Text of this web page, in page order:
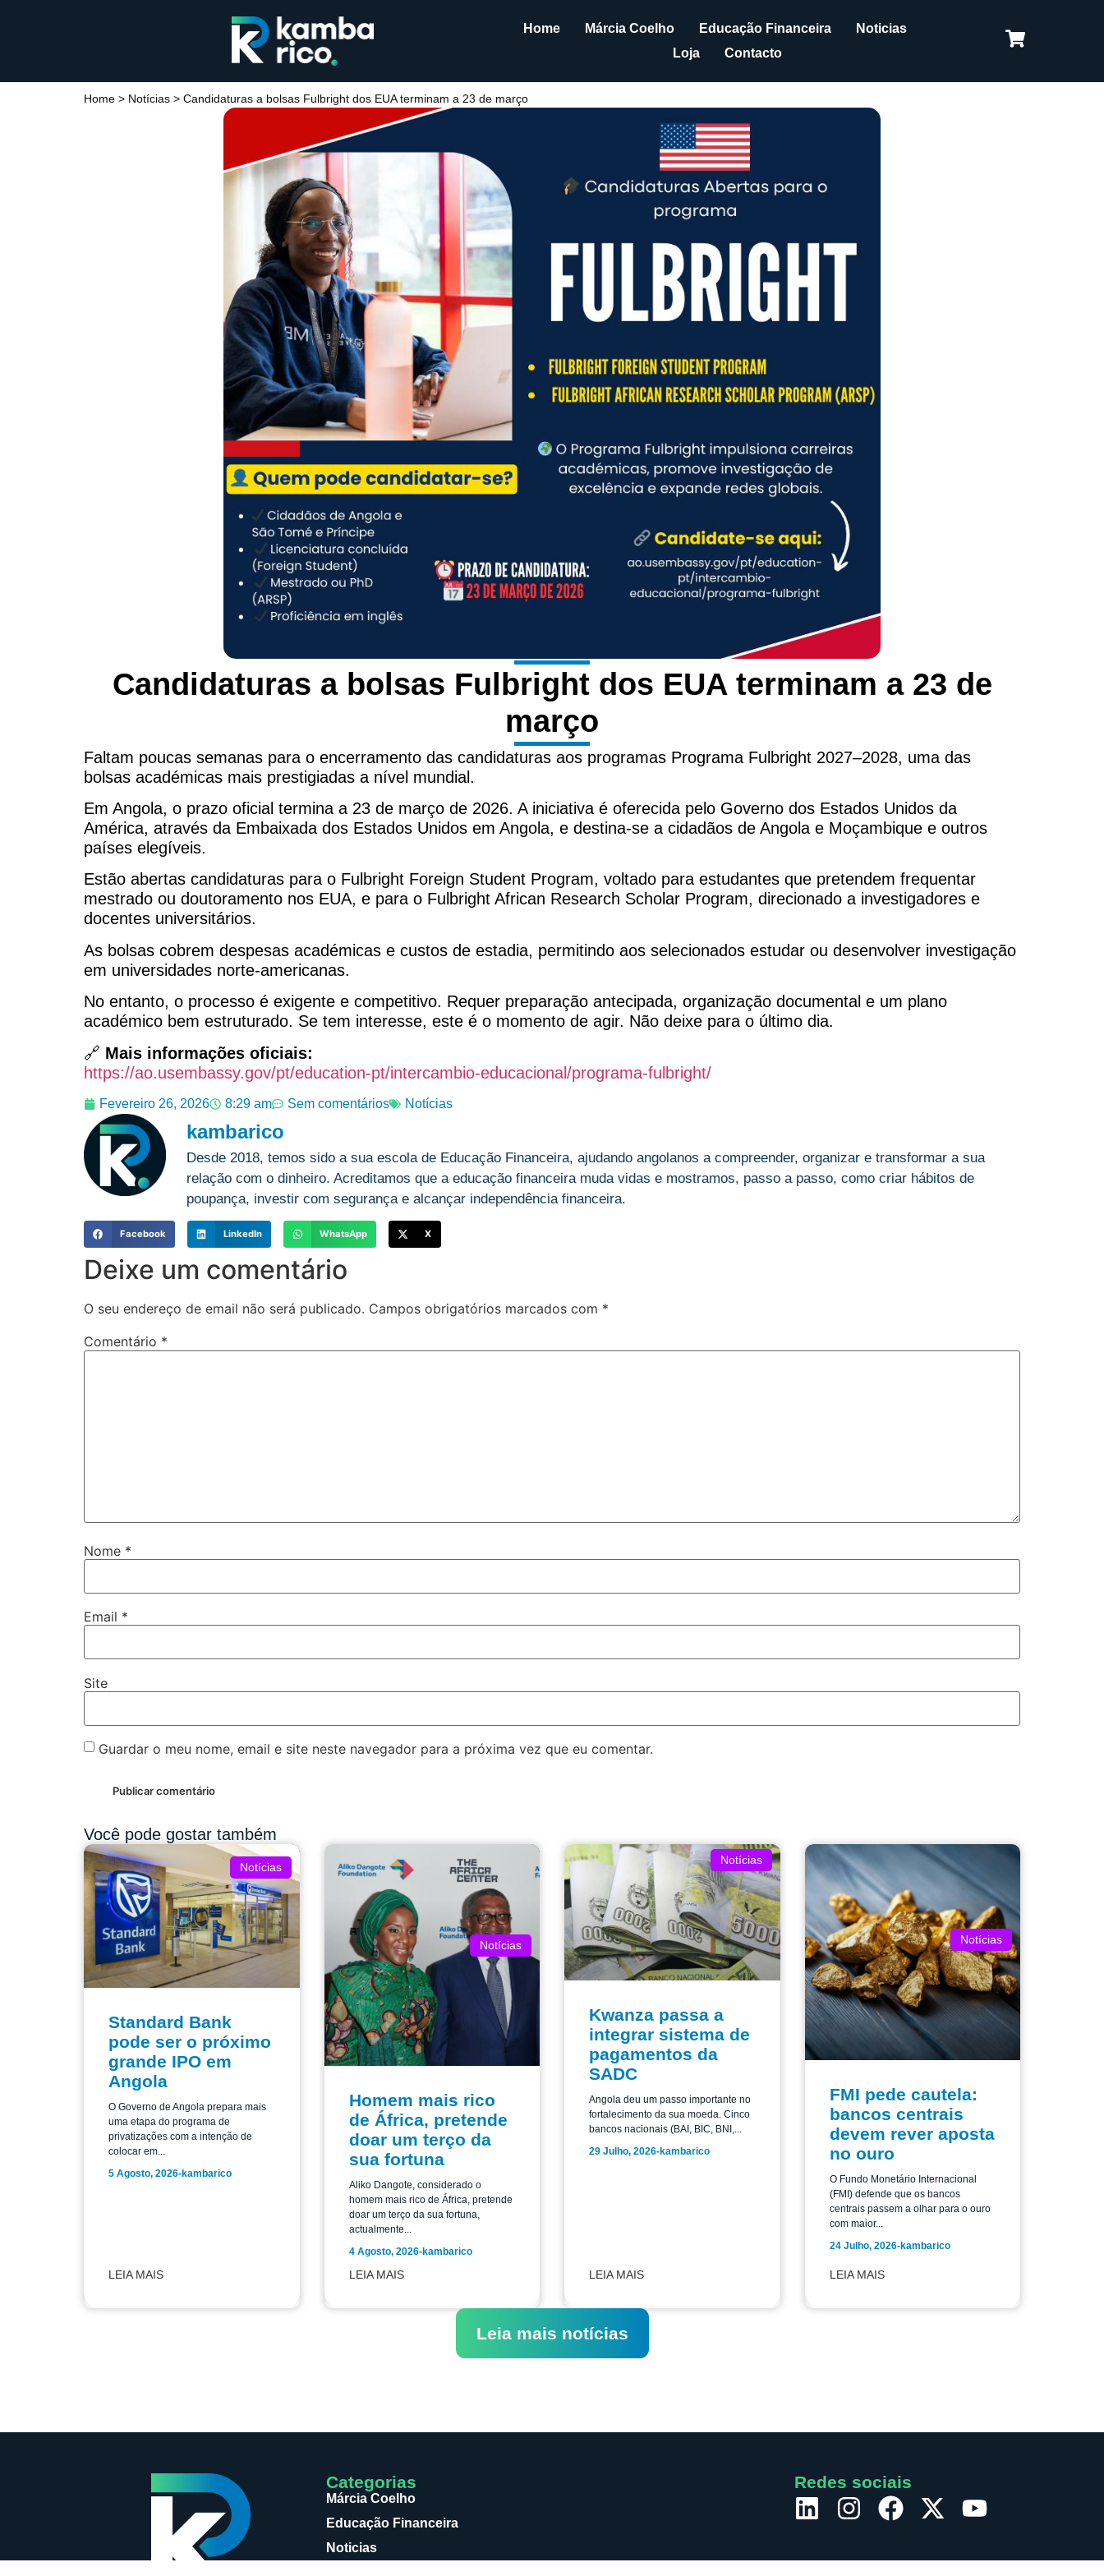
Home Márcia Coelho Educação Financeira
Noticias
Loja
Contacto
Home > Notícias > Candidaturas a bolsas Fulbright dos EUA terminam a 23 de março
Candidaturas a bolsas Fulbright dos EUA terminam a 23 de
março
Faltam poucas semanas para o encerramento das candidaturas aos programas Programa Fulbright 2027–2028, uma das
bolsas académicas mais prestigiadas a nível mundial.
Em Angola, o prazo oficial termina a 23 de março de 2026. A iniciativa é oferecida pelo Governo dos Estados Unidos da
América, através da Embaixada dos Estados Unidos em Angola, e destina-se a cidadãos de Angola e Moçambique e outros
países elegíveis.
Estão abertas candidaturas para o Fulbright Foreign Student Program, voltado para estudantes que pretendem frequentar
mestrado ou doutoramento nos EUA, e para o Fulbright African Research Scholar Program, direcionado a investigadores e
docentes universitários.
As bolsas cobrem despesas académicas e custos de estadia, permitindo aos selecionados estudar ou desenvolver investigação
em universidades norte-americanas.
No entanto, o processo é exigente e competitivo. Requer preparação antecipada, organização documental e um plano
académico bem estruturado. Se tem interesse, este é o momento de agir. Não deixe para o último dia.
🔗 Mais informações oficiais:
https://ao.usembassy.gov/pt/education-pt/intercambio-educacional/programa-fulbright/
Fevereiro 26, 2026 8:29 am Sem comentários Notícias
kambarico
Desde 2018, temos sido a sua escola de Educação Financeira, ajudando angolanos a compreender, organizar e transformar a sua
relação com o dinheiro. Acreditamos que a educação financeira muda vidas e mostramos, passo a passo, como criar hábitos de
poupança, investir com segurança e alcançar independência financeira.
Facebook LinkedIn WhatsApp X
Deixe um comentário
O seu endereço de email não será publicado. Campos obrigatórios marcados com *
Comentário *
Nome *
Email *
Site
Guardar o meu nome, email e site neste navegador para a próxima vez que eu comentar.
Você pode gostar também
Notícias
Standard Bank
pode ser o próximo
grande IPO em
Angola
O Governo de Angola prepara mais
uma etapa do programa de
privatizações com a intenção de
colocar em...
5 Agosto, 2026-kambarico
LEIA MAIS
Notícias
Homem mais rico
de África, pretende
doar um terço da
sua fortuna
Aliko Dangote, considerado o
homem mais rico de África, pretende
doar um terço da sua fortuna,
actualmente...
4 Agosto, 2026-kambarico
LEIA MAIS
Notícias
Kwanza passa a
integrar sistema de
pagamentos da
SADC
Angola deu um passo importante no
fortalecimento da sua moeda. Cinco
bancos nacionais (BAI, BIC, BNI,...
29 Julho, 2026-kambarico
LEIA MAIS
Notícias
FMI pede cautela:
bancos centrais
devem rever aposta
no ouro
O Fundo Monetário Internacional
(FMI) defende que os bancos
centrais passem a olhar para o ouro
com maior...
24 Julho, 2026-kambarico
LEIA MAIS
Leia mais notícias
Categorias
Márcia Coelho
Educação Financeira
Noticias
Redes sociais